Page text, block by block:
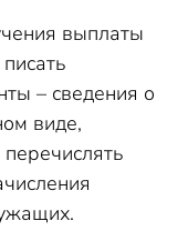
выплаты
– сведения о
виде,